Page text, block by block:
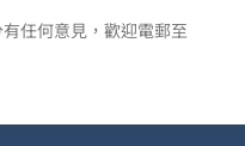
任何意見，歡迎電郵至